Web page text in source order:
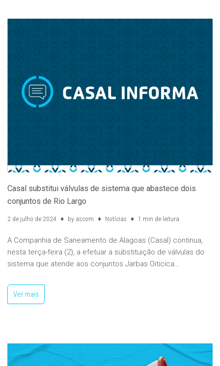
Casal substitui válvulas de sistema que abastece dois
conjuntos de Rio Largo
2 de julho de 2024 by ascom Notícias 1 min de leitura
A Companhia de Saneamento de Alagoas (Casal) continua,
nesta terça-feira (2), a efetuar a substituição de válvulas do
sistema que atende aos conjuntos Jarbas Oiticica…
Ver mais